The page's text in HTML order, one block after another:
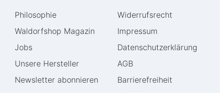
Philosophie
Waldorfshop Magazin
Jobs
Unsere Hersteller
Newsletter abonnieren
Widerrufs­recht
Impressum
Daten­schutz­erklärung
AGB
Barrierefreiheit